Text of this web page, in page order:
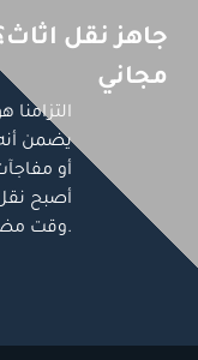
جاهز نقل
مجاني
يضمن
أو
أصبح
وقت مضى.